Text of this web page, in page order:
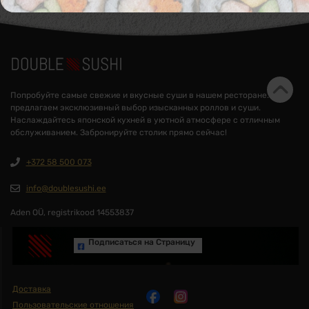
Попробуйте самые свежие и вкусные суши в нашем ресторане. Мы
предлагаем эксклюзивный выбор изысканных роллов и суши.
Наслаждайтесь японской кухней в уютной атмосфере с отличным
обслуживанием. Забронируйте столик прямо сейчас!
+372 58 500 073
info@doublesushi.ee
Aden OÜ, registrikood 14553837
Подписаться на Cтраницу
Доставка
Пользовательские отношения